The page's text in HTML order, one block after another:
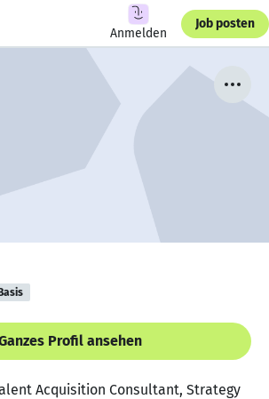
Anmelden
Job posten
Profil ansehen
Acquisition Consultant, Strategy